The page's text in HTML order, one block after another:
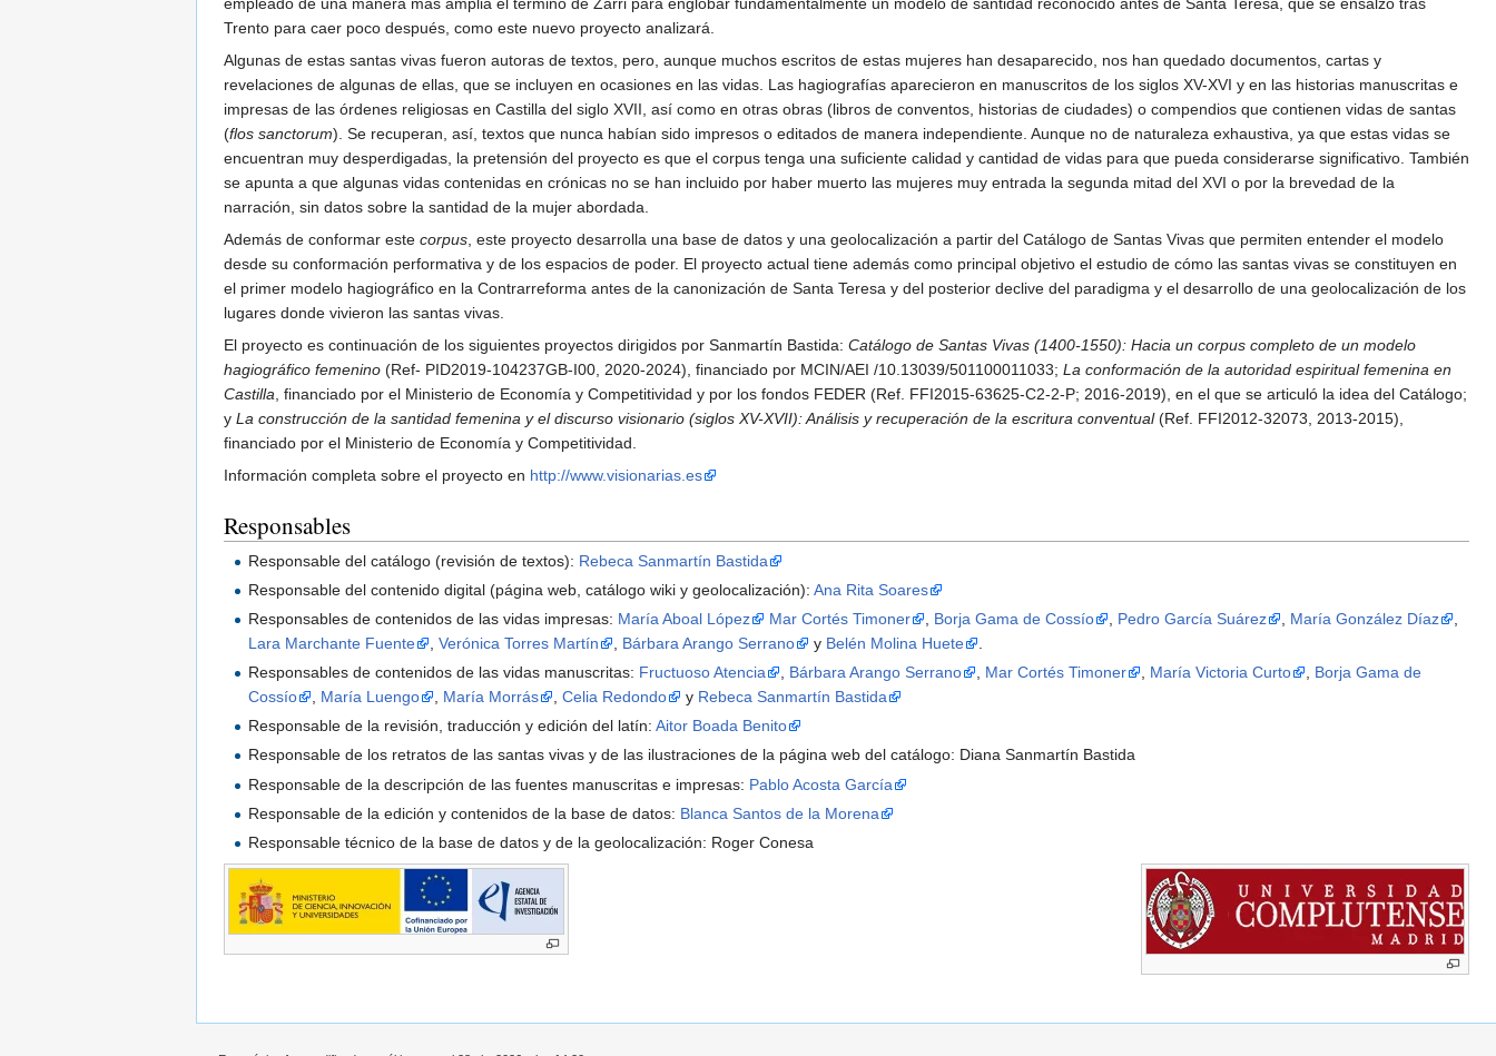
empleado de una manera más amplia el término de Zarri para englobar fundamentalmente un modelo de santidad reconocido antes de Santa Teresa, que se ensalzó tras
Trento para caer poco después, como este nuevo proyecto analizará.
Algunas de estas santas vivas fueron autoras de textos, pero, aunque muchos escritos de estas mujeres han desaparecido, nos han quedado documentos, cartas y
revelaciones de algunas de ellas, que se incluyen en ocasiones en las vidas. Las hagiografías aparecieron en manuscritos de los siglos XV-XVI y en las historias manuscritas e
impresas de las órdenes religiosas en Castilla del siglo XVII, así como en otras obras (libros de conventos, historias de ciudades) o compendios que contienen vidas de santas
(flos sanctorum). Se recuperan, así, textos que nunca habían sido impresos o editados de manera independiente. Aunque no de naturaleza exhaustiva, ya que estas vidas se
encuentran muy desperdigadas, la pretensión del proyecto es que el corpus tenga una suficiente calidad y cantidad de vidas para que pueda considerarse significativo. También
se apunta a que algunas vidas contenidas en crónicas no se han incluido por haber muerto las mujeres muy entrada la segunda mitad del XVI o por la brevedad de la
narración, sin datos sobre la santidad de la mujer abordada.
Además de conformar este corpus, este proyecto desarrolla una base de datos y una geolocalización a partir del Catálogo de Santas Vivas que permiten entender el modelo
desde su conformación performativa y de los espacios de poder. El proyecto actual tiene además como principal objetivo el estudio de cómo las santas vivas se constituyen en
el primer modelo hagiográfico en la Contrarreforma antes de la canonización de Santa Teresa y del posterior declive del paradigma y el desarrollo de una geolocalización de los
lugares donde vivieron las santas vivas.
El proyecto es continuación de los siguientes proyectos dirigidos por Sanmartín Bastida: Catálogo de Santas Vivas (1400-1550): Hacia un corpus completo de un modelo
hagiográfico femenino (Ref- PID2019-104237GB-I00, 2020-2024), financiado por MCIN/AEI /10.13039/501100011033; La conformación de la autoridad espiritual femenina en
Castilla, financiado por el Ministerio de Economía y Competitividad y por los fondos FEDER (Ref. FFI2015-63625-C2-2-P; 2016-2019), en el que se articuló la idea del Catálogo;
y La construcción de la santidad femenina y el discurso visionario (siglos XV-XVII): Análisis y recuperación de la escritura conventual(Ref. FFI2012-32073, 2013-2015),
financiado por el Ministerio de Economía y Competitividad.
Información completa sobre el proyecto en http://www.visionarias.es
Responsables
Responsable del catálogo (revisión de textos): Rebeca Sanmartín Bastida
Responsable del contenido digital (página web, catálogo wiki y geolocalización):Ana Rita Soares
Responsables de contenidos de las vidas impresas: María Aboal López Mar Cortés Timoner Borja Gama de Cossío Pedro García Suárez María González Díaz
Lara Marchante Fuente
,Verónica Torres Martín Bárbara Arango Serrano y Belén Molina Huete
Responsables de contenidos de las vidas manuscritas: Fructuoso Atencia Bárbara Arango Serrano Mar Cortés Timoner María Victoria Curto
Borja Gama de
Cossío
María Luengo María Morrás ,Celia Redondo y Rebeca Sanmartín Bastida
Responsable de la revisión, traducción y edición del latín:Aitor Boada Benito
Responsable de los retratos de las santas vivas y de las ilustraciones de la página web del catálogo: Diana Sanmartín Bastida
Responsable de la descripción de las fuentes manuscritas e impresas: Pablo Acosta García
Responsable de la edición y contenidos de la base de datos: Blanca Santos de la Morena
Responsable técnico de la base de datos y de la geolocalización: Roger Conesa